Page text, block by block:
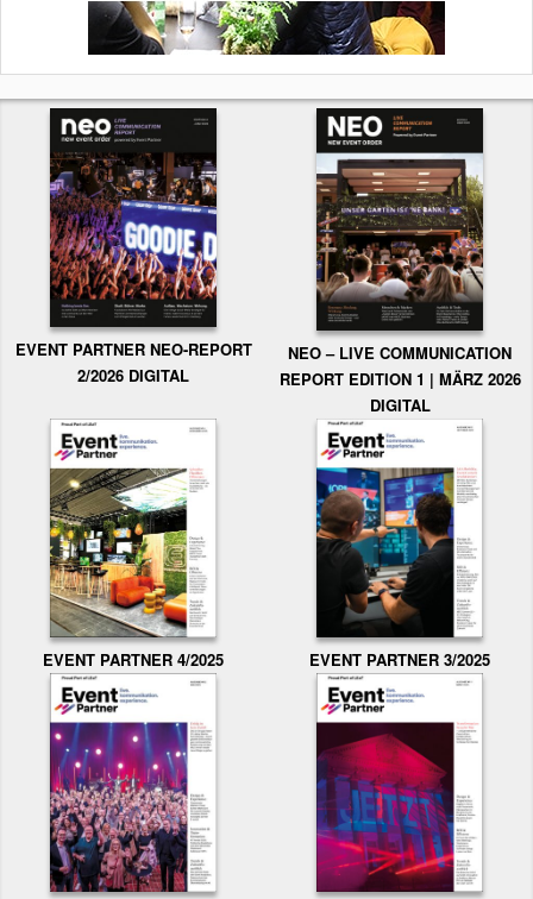
EVENT PARTNER NEO-REPORT
2/2026 DIGITAL
NEO – LIVE COMMUNICATION
REPORT EDITION 1 | MÄRZ 2026
DIGITAL
EVENT PARTNER 4/2025 EVENT PARTNER 3/2025